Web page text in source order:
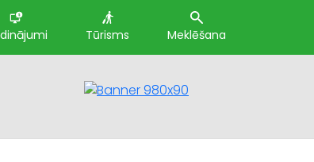
Tūrisms Meklēšana